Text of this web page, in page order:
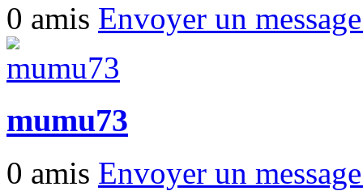
0 amis Envoyer un
mumu73
0 amis Envoyer un